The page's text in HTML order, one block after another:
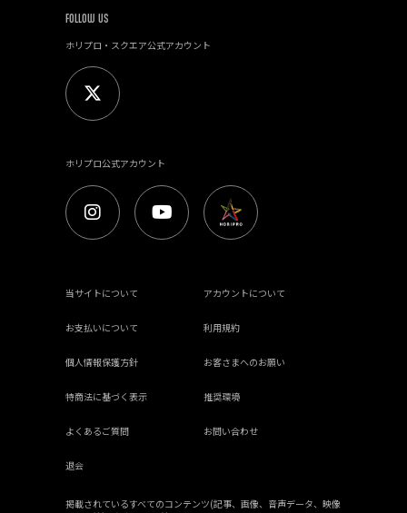
FOLLOW US
ホリプロ・スクエア公式アカウント
ホリプロ公式アカウント
当サイトについて アカウントについて
お支払いについて 利用規約
個人情報保護方針 お客さまへのお願い
特商法に基づく表示 推奨環境
よくあるご質問 お問い合わせ
退会
掲載されているすべてのコンテンツ(記事、画像、音声データ、映像